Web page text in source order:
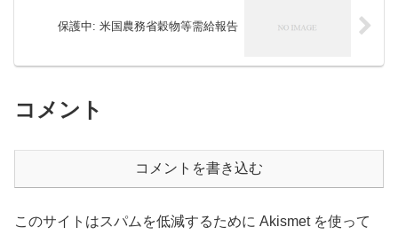
保護中: 米国農務省穀物等需給報告
コメント
コメントを書き込む
このサイトはスパムを低減するために Akismet を使って